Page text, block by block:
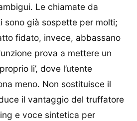
Le chiamate da
sono già sospette per molti;
fidato, invece, abbassano
prova a mettere un
li’, dove l’utente
meno. Non sostituisce il
il vantaggio del truffatore
e voce sintetica per